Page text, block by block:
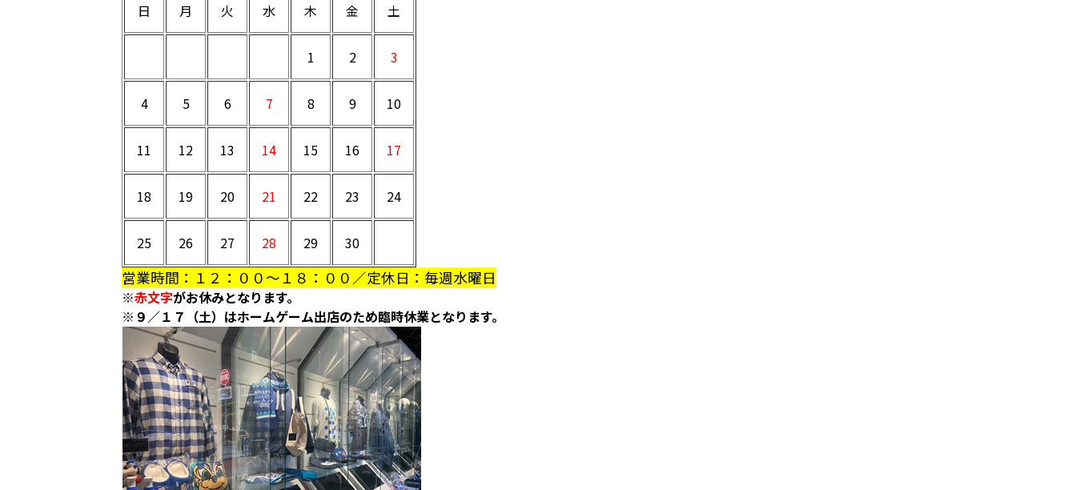
日
月 火 水 木 金 土
1 2 3
4 5 6 7 8 9 10
11 12 13 14 15 16 17
18 19 20 21 22 23 24
25 26 27 28 29 30
営業時間：１２：００～１８：００／定休日：毎週水曜日
※赤文字がお休みとなります。
※９／１７（土）はホームゲーム出店のため臨時休業となります。